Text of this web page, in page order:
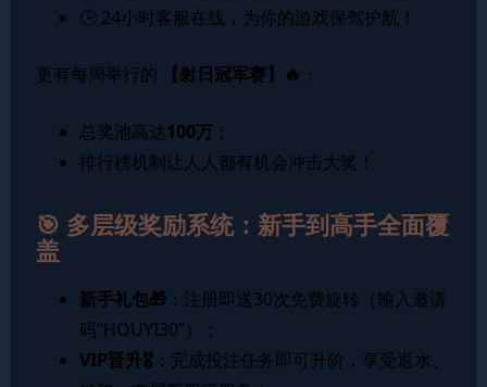
🕒 24小时客服在线，为你的游戏保驾护航！
更有每周举行的 【射日冠军赛】🔥 ：
总奖池高达100万；
排行榜机制让人人都有机会冲击大奖！
🎯 多层级奖励系统：新手到高手全面覆
盖
新手礼包🎁：注册即送30次免费旋转（输入邀请
码“HOUYI30”）；
VIP晋升🎖️：完成投注任务即可升阶，享受返水、